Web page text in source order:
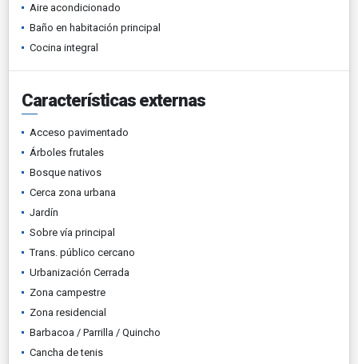
Aire acondicionado
Baño en habitación principal
Cocina integral
Características externas
Acceso pavimentado
Árboles frutales
Bosque nativos
Cerca zona urbana
Jardín
Sobre vía principal
Trans. público cercano
Urbanización Cerrada
Zona campestre
Zona residencial
Barbacoa / Parrilla / Quincho
Cancha de tenis